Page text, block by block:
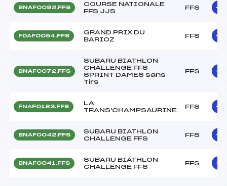
BNAF0092.FFS
COURSE NATIONALE
FFS JJS
FFS
FDAF0054.FFS
GRAND PRIX DU
BARIOZ
FFS
BNAF0072.FFS
SUBARU BIATHLON
CHALLENGE FFS
SPRINT DAMES sans
Tirs
FFS
FNAF0183.FFS
LA
TRANS'CHAMPSAURINE
FFS
BNAF0042.FFS
SUBARU BIATHLON
CHALLENGE FFS
FFS
BNAF0041.FFS
SUBARU BIATHLON
CHALLENGE FFS
FFS